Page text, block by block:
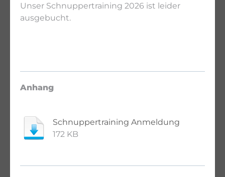
Unser Schnuppertraining 2026 ist leider
ausgebucht.
Anhang
Schnuppertraining Anmeldung
172 KB